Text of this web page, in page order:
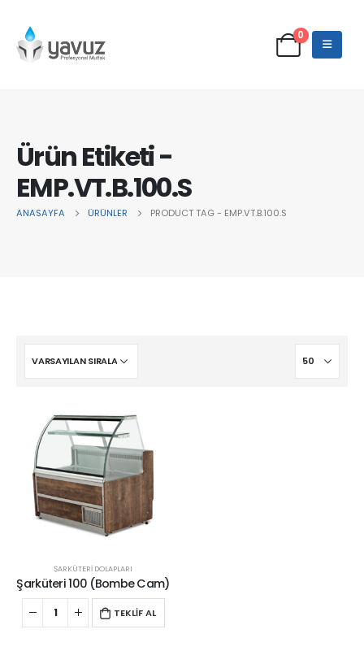
0
Ürün Etiketi -
EMP.VT.B.100.S
ANASAYFA ÜRÜNLER PRODUCT TAG - EMP.VT.B.100.S
ŞARKÜTERİ DOLAPLARI
Şarküteri 100 (Bombe Cam)
TEKLİF AL